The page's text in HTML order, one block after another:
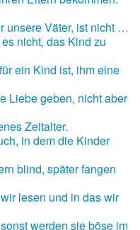
unsere Väter, ist nicht …
nicht, das Kind zu
ein Kind ist, ihm eine
Liebe geben, nicht aber
Zeitalter.
in dem die Kinder
blind, später fangen
lesen und in das wir
werden sie böse im